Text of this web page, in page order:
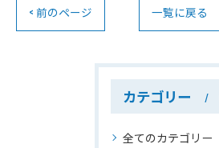
< 前のページ 一覧に戻る
カテゴリー
全てのカテゴリー